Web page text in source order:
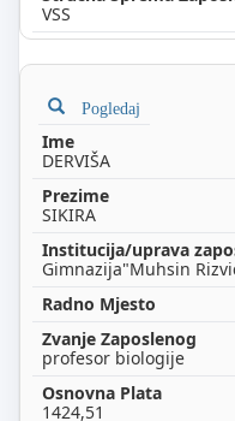
VSS
Pogledaj
DERVIŠA
SIKIRA
Gimnazija"Muhsin
profesor biologije
1424,51